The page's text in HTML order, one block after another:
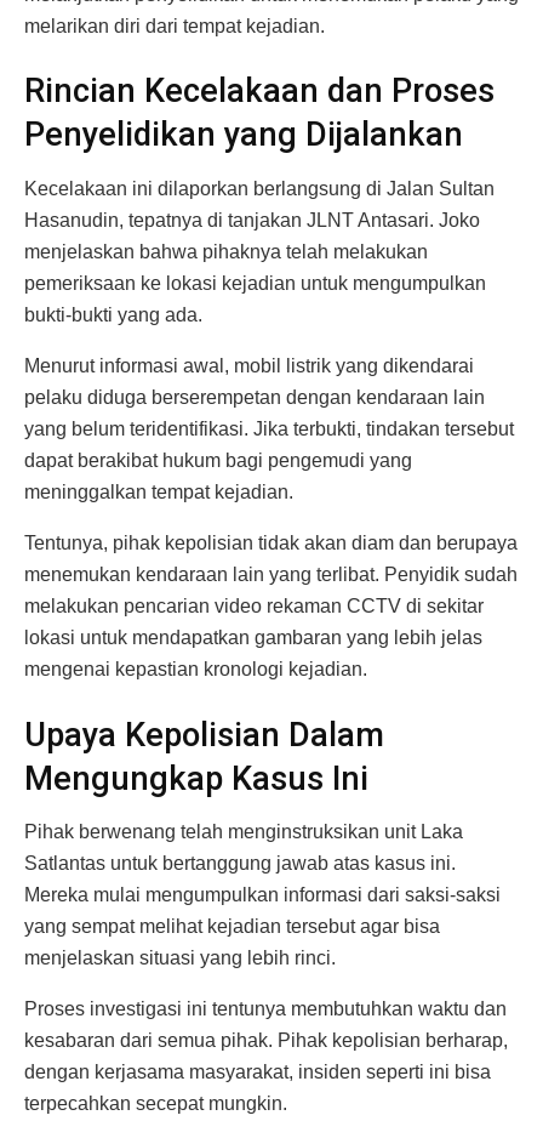
melarikan diri dari tempat kejadian.
Rincian Kecelakaan dan Proses
Penyelidikan yang Dijalankan
Kecelakaan ini dilaporkan berlangsung di Jalan Sultan
Hasanudin, tepatnya di tanjakan JLNT Antasari. Joko
menjelaskan bahwa pihaknya telah melakukan
pemeriksaan ke lokasi kejadian untuk mengumpulkan
bukti-bukti yang ada.
Menurut informasi awal, mobil listrik yang dikendarai
pelaku diduga berserempetan dengan kendaraan lain
yang belum teridentifikasi. Jika terbukti, tindakan tersebut
dapat berakibat hukum bagi pengemudi yang
meninggalkan tempat kejadian.
Tentunya, pihak kepolisian tidak akan diam dan berupaya
menemukan kendaraan lain yang terlibat. Penyidik sudah
melakukan pencarian video rekaman CCTV di sekitar
lokasi untuk mendapatkan gambaran yang lebih jelas
mengenai kepastian kronologi kejadian.
Upaya Kepolisian Dalam
Mengungkap Kasus Ini
Pihak berwenang telah menginstruksikan unit Laka
Satlantas untuk bertanggung jawab atas kasus ini.
Mereka mulai mengumpulkan informasi dari saksi-saksi
yang sempat melihat kejadian tersebut agar bisa
menjelaskan situasi yang lebih rinci.
Proses investigasi ini tentunya membutuhkan waktu dan
kesabaran dari semua pihak. Pihak kepolisian berharap,
dengan kerjasama masyarakat, insiden seperti ini bisa
terpecahkan secepat mungkin.